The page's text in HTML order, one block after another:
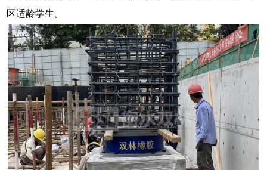
区适龄学生。